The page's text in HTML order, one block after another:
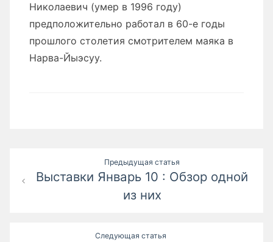
Николаевич (умер в 1996 году)
предположительно работал в 60-е годы
прошлого столетия смотрителем маяка в
Нарва-Йыэсуу.
по
Предыдущая статья
Выставки Январь 10 : Обзор одной
из них
Следующая статья